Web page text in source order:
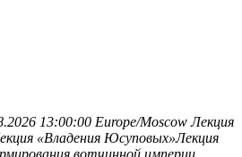
13:00:00 Europe/Moscow Лекция
«Владения Юсуповых»Лекция